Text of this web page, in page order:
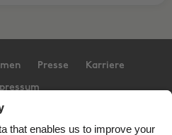
Presse Karriere